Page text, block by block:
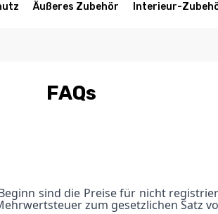
Äußeres Zubehör Interieur-
FAQs
sind die Preise für nicht
zum gesetzlichen Satz